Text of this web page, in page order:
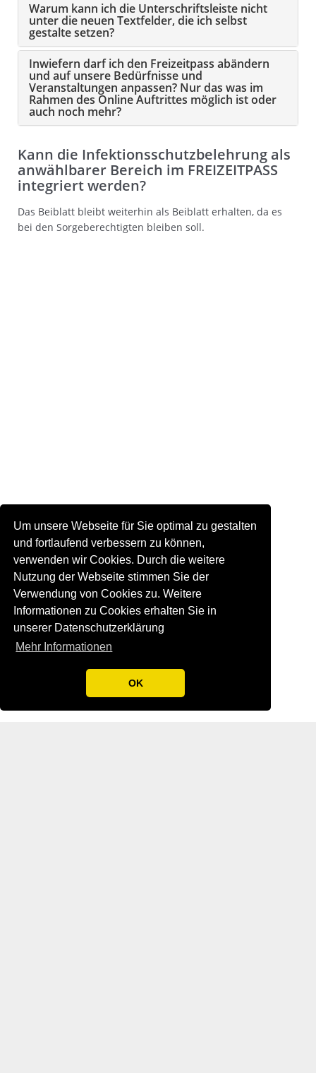
Um unsere Webseite für Sie optimal zu gestalten
und fortlaufend verbessern zu können,
verwenden wir Cookies. Durch die weitere
Nutzung der Webseite stimmen Sie der
Verwendung von Cookies zu. Weitere
Informationen zu Cookies erhalten Sie in
unserer Datenschutzerklärung
Mehr Informationen
OK
Warum kann ich die Unterschriftsleiste nicht
unter die neuen Textfelder, die ich selbst
gestalte setzen?
Inwiefern darf ich den Freizeitpass abändern
und auf unsere Bedürfnisse und
Veranstaltungen anpassen? Nur das was im
Rahmen des Online Auftrittes möglich ist oder
auch noch mehr?
Kann die Infektionsschutzbelehrung als
anwählbarer Bereich im FREIZEITPASS
integriert werden?
Das Beiblatt bleibt weiterhin als Beiblatt erhalten, da es
bei den Sorgeberechtigten bleiben soll.